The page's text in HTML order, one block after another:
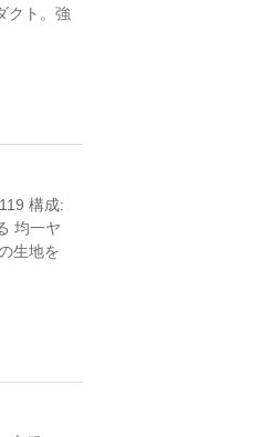
クト。強
構成:
均一ヤ
生地を